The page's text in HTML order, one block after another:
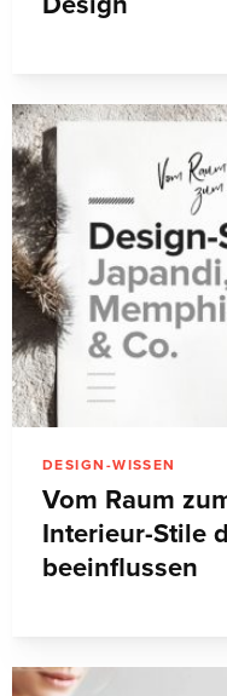
DESIGN-WISSEN
Vom Raum
Interieur-Stile
beeinflussen